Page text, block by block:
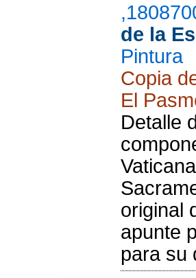
de la
Pintura
Copia
El
Detalle
original
apunte
para su